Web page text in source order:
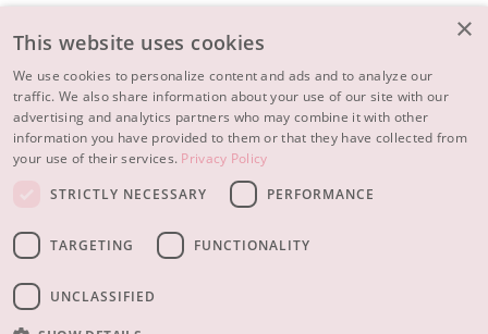
Haut
ÜBER DIADERMINE
Mehr über uns
Inspiration
×
This website uses cookies
We use cookies to personalize content and ads and to analyze our
traffic. We also share information about your use of our site with our
advertising and analytics partners who may combine it with other
information you have provided to them or that they have collected from
your use of their services. Privacy Policy
STRICTLY NECESSARY
PERFORMANCE
TARGETING FUNCTIONALITY
UNCLASSIFIED